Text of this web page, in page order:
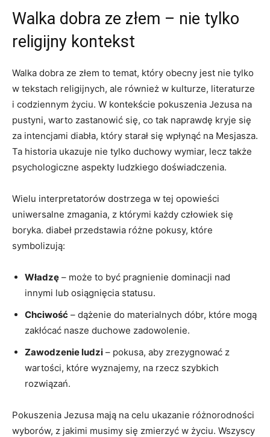
Walka dobra ze złem – nie tylko
religijny ‌kontekst
Walka dobra ze złem to temat, który obecny jest nie tylko
w tekstach religijnych, ale również w kulturze, literaturze
i codziennym życiu. W kontekście pokuszenia Jezusa na
pustyni, warto zastanowić się, co tak naprawdę kryje się
za intencjami diabła, ‍który starał się wpłynąć na Mesjasza.
Ta⁣ historia ​ukazuje nie tylko duchowy wymiar, lecz także
psychologiczne aspekty​ ludzkiego doświadczenia.
Wielu‍ interpretatorów dostrzega w tej opowieści​
uniwersalne⁢ zmagania, z którymi każdy człowiek się
boryka. diabeł przedstawia różne pokusy, które
symbolizują:
Władzę – ⁤może to być pragnienie dominacji nad
innymi lub osiągnięcia statusu.
Chciwość – dążenie do materialnych dóbr, które mogą
zakłócać nasze ‌duchowe zadowolenie.
Zawodzenie ludzi – pokusa, ⁤aby zrezygnować z
wartości, które wyznajemy, ​na rzecz⁢ szybkich
rozwiązań.
Pokuszenia Jezusa​ mają na celu ukazanie różnorodności
wyborów, z ⁢jakimi musimy się zmierzyć w życiu.‍ Wszyscy‌